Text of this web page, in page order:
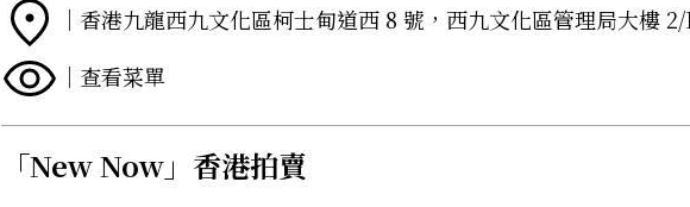
｜香港九龍西九文化區柯士甸道西 8 號，西九文化區管理局大樓
｜查看菜單
「New Now」香港拍賣